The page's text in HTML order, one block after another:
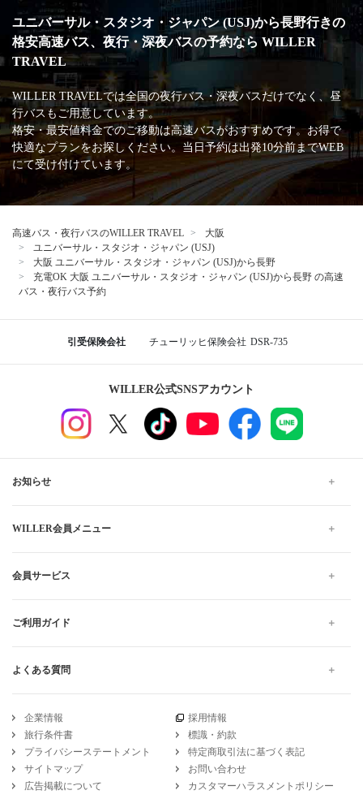
ユニバーサル・スタジオ・ジャパン (USJ)から長野行きの
格安高速バス、夜行・深夜バスの予約なら WILLER
TRAVEL
WILLER TRAVELでは全国の夜行バス・深夜バスだけでなく、昼
行バスもご用意しています。
格安・最安値料金でのご移動は高速バスがおすすめです。お得で
快適なプランをお探しください。当日予約は出発10分前までWEB
にて受け付けています。
高速バス・夜行バスのWILLER TRAVEL
大阪
ユニバーサル・スタジオ・ジャパン (USJ)
大阪 ユニバーサル・スタジオ・ジャパン (USJ)から長野
充電OK 大阪 ユニバーサル・スタジオ・ジャパン (USJ)から長野 の高速
バス・夜行バス予約
引受保険会社 チューリッヒ保険会社 DSR-735
WILLER公式SNSアカウント
お知らせ
WILLER会員メニュー
会員サービス
ご利用ガイド
よくある質問
企業情報
採用情報
旅行条件書
標識・約款
プライバシーステートメント
特定商取引法に基づく表記
サイトマップ
お問い合わせ
広告掲載について
カスタマーハラスメントポリシー